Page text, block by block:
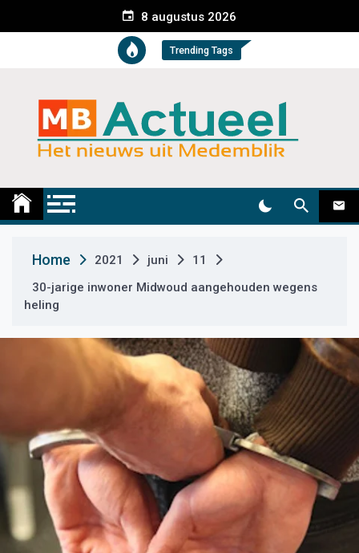
e
t
8 augustus 2026
Trending Tags
Medemblik Actueel
Home 2021 juni
11
30-jarige inwoner Midwoud aangehouden wegens
heling